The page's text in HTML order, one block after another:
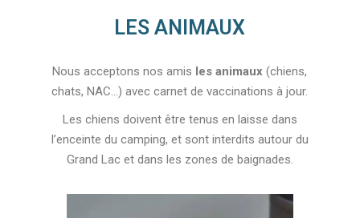
LES ANIMAUX
Nous acceptons nos amis les animaux(chiens,
chats, NAC…) avec carnet de vaccinations à jour.
Les chiens doivent être tenus en laisse dans
l’enceinte du camping, et sont interdits autour du
Grand Lac et dans les zones de baignades.